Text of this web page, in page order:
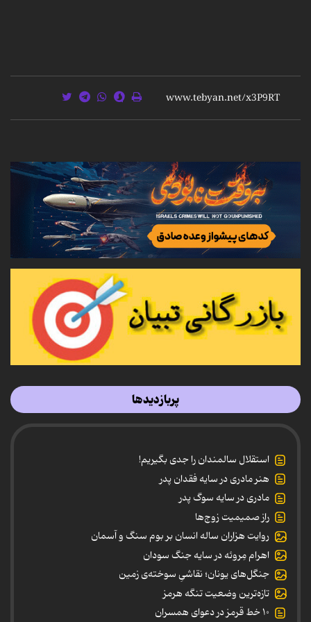
پربازدیدها
استقلال سالمندان را جدی بگیریم!
هنر مادری در سایه‌ فقدان پدر
مادری در سایه سوگ پدر
راز صمیمیت زوج‌ها
روایت هزاران ساله انسان بر بوم سنگ و آسمان
اهرام مِروئه در سایه جنگ سودان
جنگل‌های یونان؛ نقاشیِ سوخته‌ی زمین
تازه‌ترین وضعیت تنگه هرمز
۱۰ خط قرمز در دعوای همسران